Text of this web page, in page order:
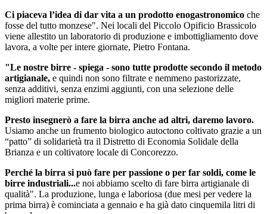
Ci piaceva l’idea di dar vita a un prodotto enogastronomico che
fosse del tutto monzese". Nei locali del Piccolo Opificio Brassicolo
viene allestito un laboratorio di produzione e imbottigliamento dove
lavora, a volte per intere giornate, Pietro Fontana.
"Le nostre birre - spiega - sono tutte prodotte secondo il metodo
artigianale, e quindi non sono filtrate e nemmeno pastorizzate,
senza additivi, senza enzimi aggiunti, con una selezione delle
migliori materie prime.
Presto insegnerò a fare la birra anche ad altri, daremo lavoro.
Usiamo anche un frumento biologico autoctono coltivato grazie a un
“patto” di solidarietà tra il Distretto di Economia Solidale della
Brianza e un coltivatore locale di Concorezzo.
Perché la birra si può fare per passione o per far soldi, come le
birre industriali...e noi abbiamo scelto di fare birra artigianale di
qualità". La produzione, lunga e laboriosa (due mesi per vedere la
prima birra) è cominciata a gennaio e ha già dato cinquemila litri di